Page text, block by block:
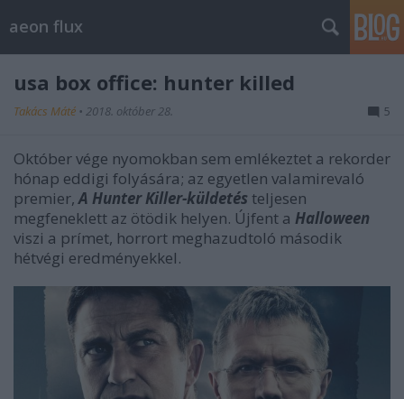
aeon flux
usa box office: hunter killed
Takács Máté • 2018. október 28. 5
Október vége nyomokban sem emlékeztet a rekorder
hónap eddigi folyására; az egyetlen valamirevaló
premier,A Hunter Killer-küldetés teljesen
megfeneklett az ötödik helyen. Újfent a Halloween
viszi a prímet, horrort meghazudtoló második
hétvégi eredményekkel.